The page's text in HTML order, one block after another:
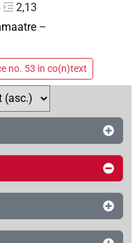
2,13
–
no. 53 in co(n)text